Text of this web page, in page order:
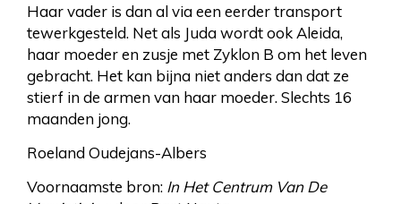
Haar vader is dan al via een eerder transport
tewerkgesteld. Net als Juda wordt ook Aleida,
haar moeder en zusje met Zyklon B om het leven
gebracht. Het kan bijna niet anders dan dat ze
stierf in de armen van haar moeder. Slechts 16
maanden jong.
Roeland Oudejans-Albers
Voornaamste bron: In Het Centrum Van De